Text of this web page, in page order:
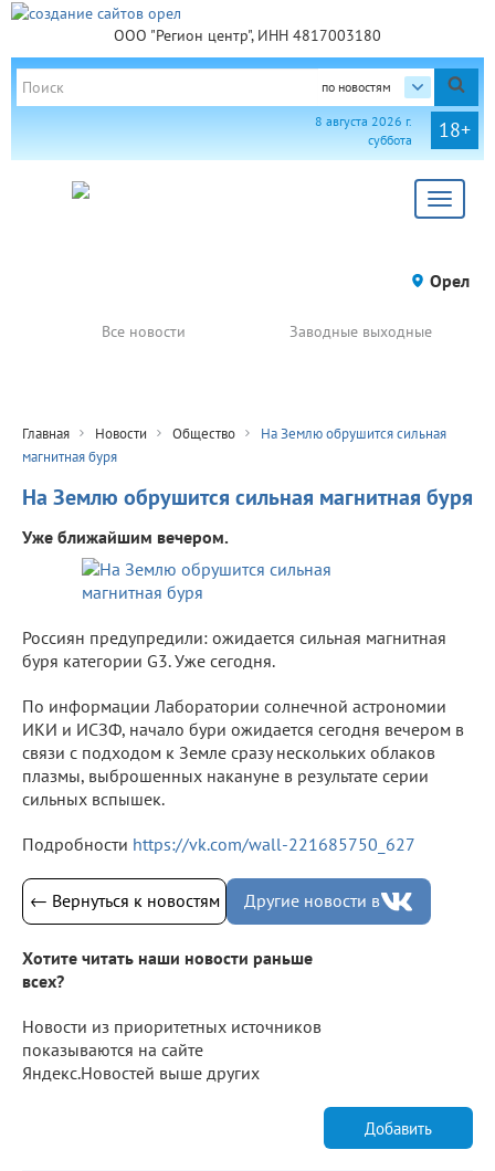
ООО "Регион центр", ИНН 4817003180
по новостям
18+
8 августа 2026 г.
суббота
Toggle
Орел
Все новости Заводные выходные
Главная Новости Общество
На Землю обрушится сильная
магнитная буря
На Землю обрушится сильная магнитная буря
Уже ближайшим вечером.
Россиян предупредили: ожидается сильная магнитная
буря категории G3. Уже сегодня.
По информации Лаборатории солнечной астрономии
ИКИ и ИСЗФ, начало бури ожидается сегодня вечером в
связи с подходом к Земле сразу нескольких облаков
плазмы, выброшенных накануне в результате серии
сильных вспышек.
Подробности https://vk.com/wall-221685750_627
← Вернуться к новостям Другие новости в
Хотите читать наши новости раньше
всех?
Новости из приоритетных источников
показываются на сайте
Яндекс.Новостей выше других
Добавить